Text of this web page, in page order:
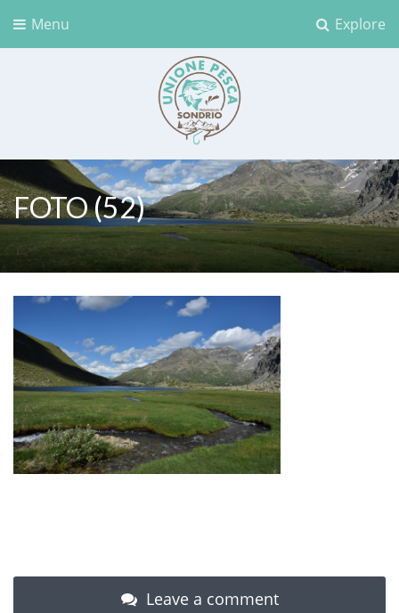
Explore
Menu
Unione Pesca Sondrio
FOTO (52)
Leave a comment